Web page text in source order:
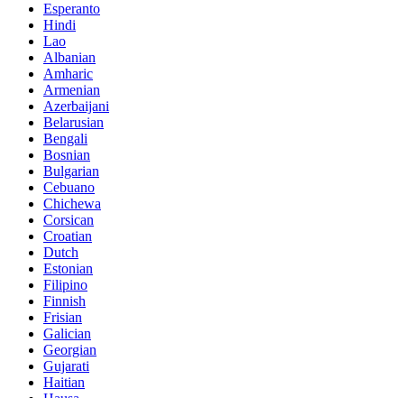
Esperanto
Hindi
Lao
Albanian
Amharic
Armenian
Azerbaijani
Belarusian
Bengali
Bosnian
Bulgarian
Cebuano
Chichewa
Corsican
Croatian
Dutch
Estonian
Filipino
Finnish
Frisian
Galician
Georgian
Gujarati
Haitian